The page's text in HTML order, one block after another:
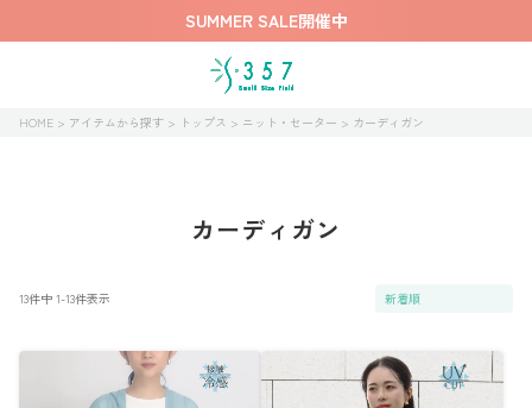
SUMMER SALE開催中
HOME アイテムから探す トップス ニット・セーター カーディガン
カーディガン
新着順
13件中 1-13件表示